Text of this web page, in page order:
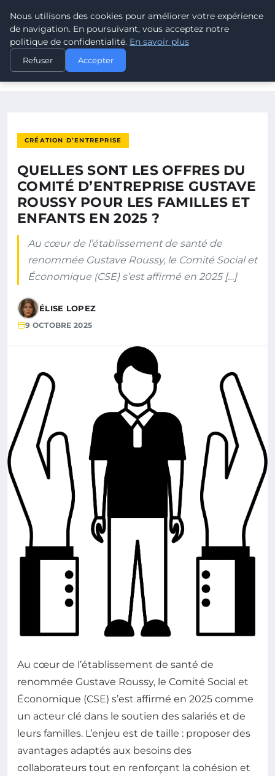
POUVOIR OUVRIER
ACCUEIL
QUELLES SONT LES OFFRES DU COMITÉ D’ENTREPRISE
CRÉATION D’ENTREPRISE
QUELLES SONT LES OFFRES DU
COMITÉ D’ENTREPRISE GUSTAVE
ROUSSY POUR LES FAMILLES ET
ENFANTS EN 2025 ?
Au cœur de l’établissement de santé de
renommée Gustave Roussy, le Comité Social et
Économique (CSE) s’est affirmé en 2025 […]
ÉLISE LOPEZ
9 OCTOBRE 2025
Au cœur de l’établissement de santé de
renommée Gustave Roussy, le Comité Social et
Économique (CSE) s’est affirmé en 2025 comme
un acteur clé dans le soutien des salariés et de
leurs familles. L’enjeu est de taille : proposer des
avantages adaptés aux besoins des
collaborateurs tout en renforçant la cohésion et
Nous utilisons des cookies pour améliorer votre expérience
de navigation. En poursuivant, vous acceptez notre
politique de confidentialité. En savoir plus
Refuser Accepter